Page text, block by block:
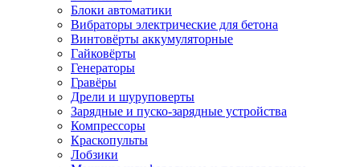
Блоки автоматики
Вибраторы электрические для бетона
Винтовёрты аккумуляторные
Гайковёрты
Генераторы
Гравёры
Дрели и шуруповерты
Зарядные и пуско-зарядные устройства
Компрессоры
Краскопульты
Лобзики